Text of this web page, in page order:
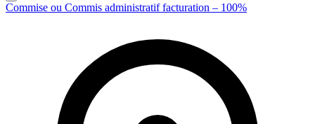
Commise ou Commis administratif facturation – 100%